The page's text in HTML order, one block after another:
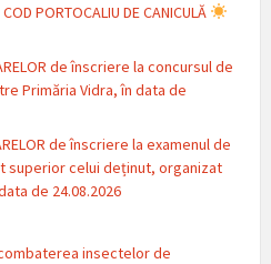
PORTOCALIU DE CANICULĂ
de înscriere la concursul de
Primăria Vidra, în data de
de înscriere la examenul de
superior celui deținut, organizat
de 24.08.2026
insectelor de